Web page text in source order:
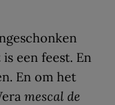
is een feest. En
En om het
mescal de